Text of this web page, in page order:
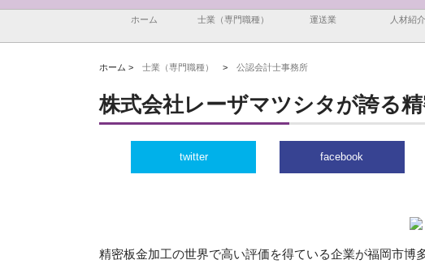
ホーム 士業（専門職種） 運送業 人材紹
ホーム > 士業（専門職種） > 公認会計士事務所
株式会社レーザマツシタが誇る
twitter facebook
精密板金加工の世界で高い評価を得ている企業が福岡市